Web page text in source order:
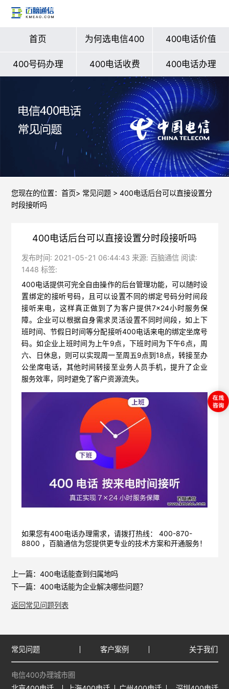
首页 为何选电信400 400电话价值
400号码办理 400电话收费 400电话办理
您现在的位置： 首页> 常见问题> 400电话后台可以直接设置分
时段接听吗
400电话后台可以直接设置分时段接听吗
发布时间: 2021-05-21 06:44:43 来源: 百脑通信 阅读:
1448 标签:
400电话提供可完全自由操作的后台管理功能，可以随时设
置绑定的接听号码，且可以设置不同的绑定号码分时间段
接听来电，这样真正做到了为客户提供7×24小时服务保
障。企业可以根据自身需求灵活设置不同时间段，如上下
班时间、节假日时间等分配接听400电话来电的绑定坐席号
码。如企业上班时间为上午9点，下班时间为下午6点，周
六、日休息，则可以实现周一至周五9点到18点，转接至办
公坐席电话，其他时间转接至业务人员手机，提升了企业
服务效率，同时避免了客户资源流失。
如果您有400电话办理需求，请拨打热线： 400-870-
8800 ，百脑通信为您提供更专业的技术方案和开通服务！
上一篇： 400电话能查到归属地吗
下一篇： 400电话能为企业解决哪些问题？
返回常见问题列表
常见问题 客户案例 关于我们
电信400办理城市圈